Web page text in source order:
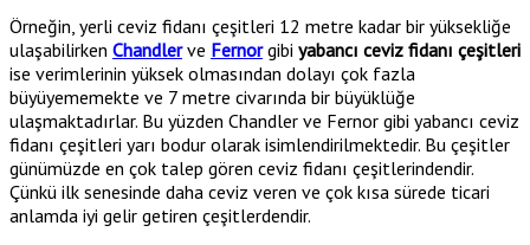
Örneğin, yerli ceviz fidanı çeşitleri 12 metre kadar bir yüksekliğe
ulaşabilirken Chandlerve Fernorgibi yabancı ceviz fidanı çeşitleri
ise verimlerinin yüksek olmasından dolayı çok fazla
büyüyememekte ve 7 metre civarında bir büyüklüğe
ulaşmaktadırlar. Bu yüzden Chandler ve Fernor gibi yabancı ceviz
fidanı çeşitleri yarı bodur olarak isimlendirilmektedir. Bu çeşitler
günümüzde en çok talep gören ceviz fidanı çeşitlerindendir.
Çünkü ilk senesinde daha ceviz veren ve çok kısa sürede ticari
anlamda iyi gelir getiren çeşitlerdendir.